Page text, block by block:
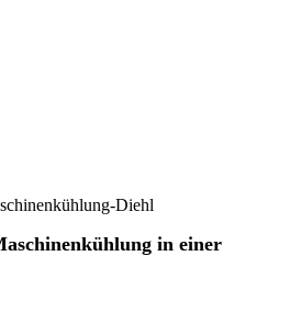
Diehl
in einer